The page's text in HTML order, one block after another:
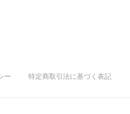
ー 特定商取引法に基づく表記